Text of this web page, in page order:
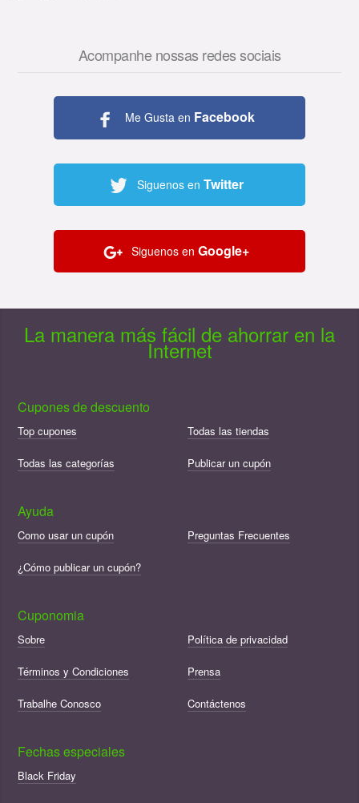
Acompanhe nossas redes sociais
Me Gusta en Facebook
Siguenos en Twitter
Siguenos en Google+
La manera más fácil de ahorrar en la
Internet
Cupones de descuento
Top cupones Todas las tiendas
Todas las categorías Publicar un cupón
Ayuda
Como usar un cupón Preguntas Frecuentes
¿Cómo publicar un cupón?
Cuponomia
Sobre Política de privacidad
Términos y Condiciones Prensa
Trabalhe Conosco Contáctenos
Fechas especiales
Black Friday